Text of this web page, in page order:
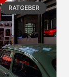
RATGEBER